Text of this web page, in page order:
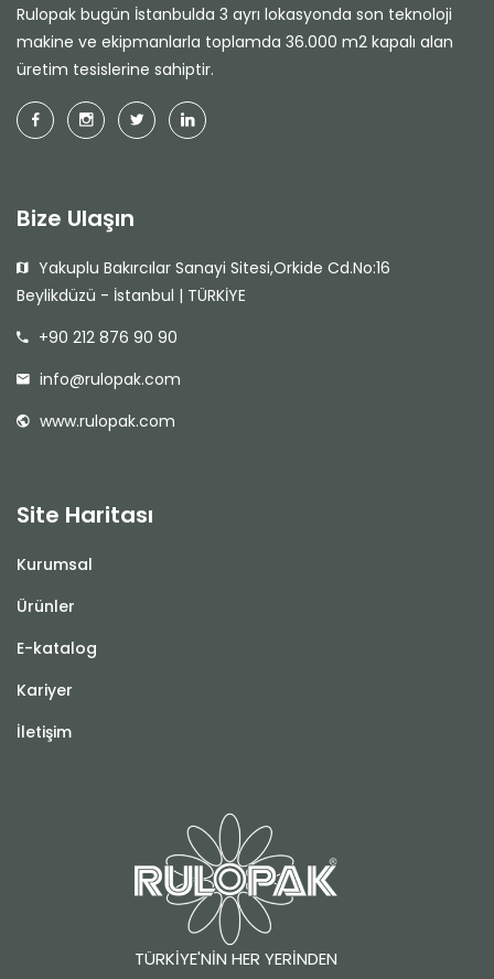
Rulopak bugün İstanbulda 3 ayrı lokasyonda son teknoloji
makine ve ekipmanlarla toplamda 36.000 m2 kapalı alan
üretim tesislerine sahiptir.
Bize Ulaşın
Yakuplu Bakırcılar Sanayi Sitesi,Orkide Cd.No:16
Beylikdüzü - İstanbul | TÜRKİYE
+90 212 876 90 90
info@rulopak.com
www.rulopak.com
Site Haritası
Kurumsal
Ürünler
E-katalog
Kariyer
İletişim
TÜRKİYE'NİN HER YERİNDEN